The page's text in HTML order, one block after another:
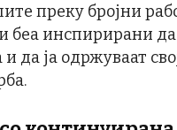
преку бројни
беа инспирирани да
да ја одржуваат